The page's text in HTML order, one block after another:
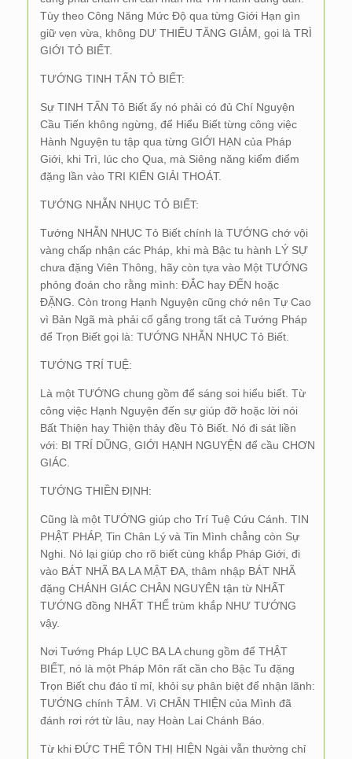
Tùy theo Công Năng Mức Độ qua từng Giới Hạn gìn
giữ vẹn vừa, không DƯ THIẾU TĂNG GIẢM, gọi là TRÌ
GIỚI TỎ BIẾT.
TƯỚNG TINH TẤN TỎ BIẾT:
Sự TINH TẤN Tỏ Biết ấy nó phải có đủ Chí Nguyện
Cầu Tiến không ngừng, để Hiểu Biết từng công việc
Hành Nguyện tu tập qua từng GIỚI HẠN của Pháp
Giới, khi Trì, lúc cho Qua, mà Siêng năng kiểm điểm
đặng lần vào TRI KIẾN GIẢI THOÁT.
TƯỚNG NHẪN NHỤC TỎ BIẾT:
Tướng NHẪN NHỤC Tỏ Biết chính là TƯỚNG chớ vội
vàng chấp nhận các Pháp, khi mà Bậc tu hành LÝ SỰ
chưa đặng Viên Thông, hãy còn tựa vào Một TƯỚNG
phỏng đoán cho rằng mình: ĐẮC hay ĐẾN hoặc
ĐẶNG. Còn trong Hạnh Nguyện cũng chớ nên Tự Cao
vì Bản Ngã mà phải cố gắng trong tất cả Tướng Pháp
để Trọn Biết gọi là: TƯỚNG NHẪN NHỤC Tỏ Biết.
TƯỚNG TRÍ TUỆ:
Là một TƯỚNG chung gồm để sáng soi hiểu biết. Từ
công việc Hạnh Nguyện đến sự giúp đỡ hoặc lời nói
Bất Thiện hay Thiện thảy đều Tỏ Biết. Nó đi sát liền
với: BI TRÍ DŨNG, GIỚI HẠNH NGUYỆN để cầu CHƠN
GIÁC.
TƯỚNG THIỀN ĐỊNH:
Cũng là một TƯỚNG giúp cho Trí Tuệ Cứu Cánh. TIN
PHẬT PHÁP, Tin Chân Lý và Tin Mình chẳng còn Sự
Nghi. Nó lại giúp cho rõ biết cùng khắp Pháp Giới, đi
vào BÁT NHÃ BA LA MẬT ĐA, thâm nhập BÁT NHÃ
đặng CHÁNH GIÁC CHÂN NGUYÊN tận từ NHẤT
TƯỚNG đồng NHẤT THỂ trùm khắp NHƯ TƯỚNG
vậy.
Nơi Tướng Pháp LỤC BA LA chung gồm để THẬT
BIẾT, nó là một Pháp Môn rất cần cho Bậc Tu đặng
Trọn Biết chu đáo tỉ mỉ, khỏi sự phân biệt để nhận lãnh:
TƯỚNG chính TÂM. Vì CHÂN THIỆN của Mình đã
đánh rơi rớt từ lâu, nay Hoàn Lai Chánh Báo.
Từ khi ĐỨC THẾ TÔN THỊ HIỆN Ngài vẫn thường chỉ